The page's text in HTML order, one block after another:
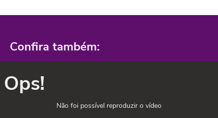
Confira também:
Ops!
Não foi possível reproduzir o vídeo